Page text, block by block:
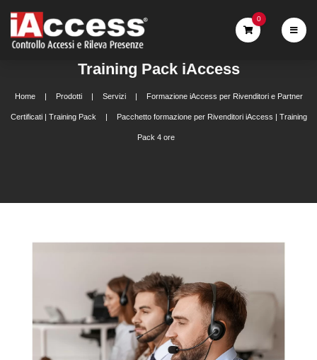
0
Training Pack iAccess
Home Prodotti Servizi Formazione iAccess per Rivenditori e Partner
Certificati | Training Pack Pacchetto formazione per Rivenditori iAccess | Training
Pack 4 ore